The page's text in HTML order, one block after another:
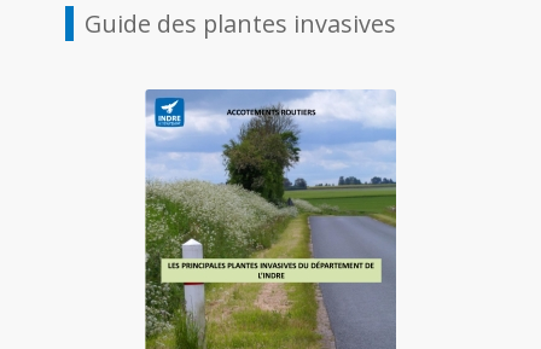
Guide des plantes invasives